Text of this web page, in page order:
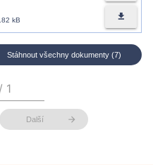
kB file_download
Stáhnout všechny dokumenty (7)
Další arrow_forward